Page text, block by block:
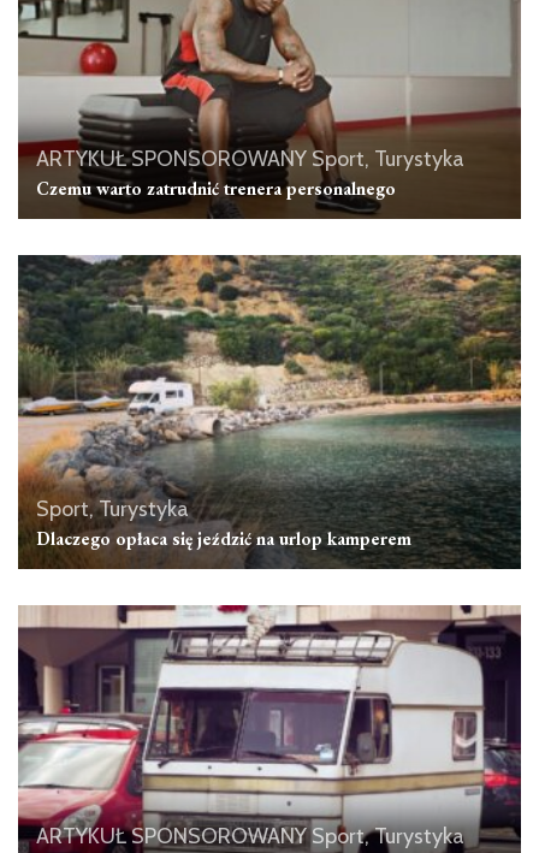
ARTYKUŁ SPONSOROWANY Sport, Turystyka
Czemu warto zatrudnić trenera personalnego
Sport, Turystyka
Dlaczego opłaca się jeździć na urlop kamperem
ARTYKUŁ SPONSOROWANY Sport, Turystyka